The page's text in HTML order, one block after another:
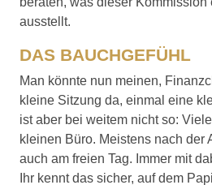
ausstellt.
DAS BAUCHGEFÜHL
Man könnte nun meinen,
kleine Sitzung da, einmal eine
ist aber bei weitem nicht so:
kleinen Büro. Meistens nach der
auch am freien Tag. Immer mit
Ihr kennt das sicher, auf dem